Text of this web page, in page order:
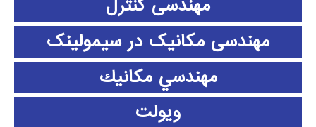
مهندسی کنترل
مهندسی مکانیک در سیمولینک
مهندسي مكانيك
ویولت